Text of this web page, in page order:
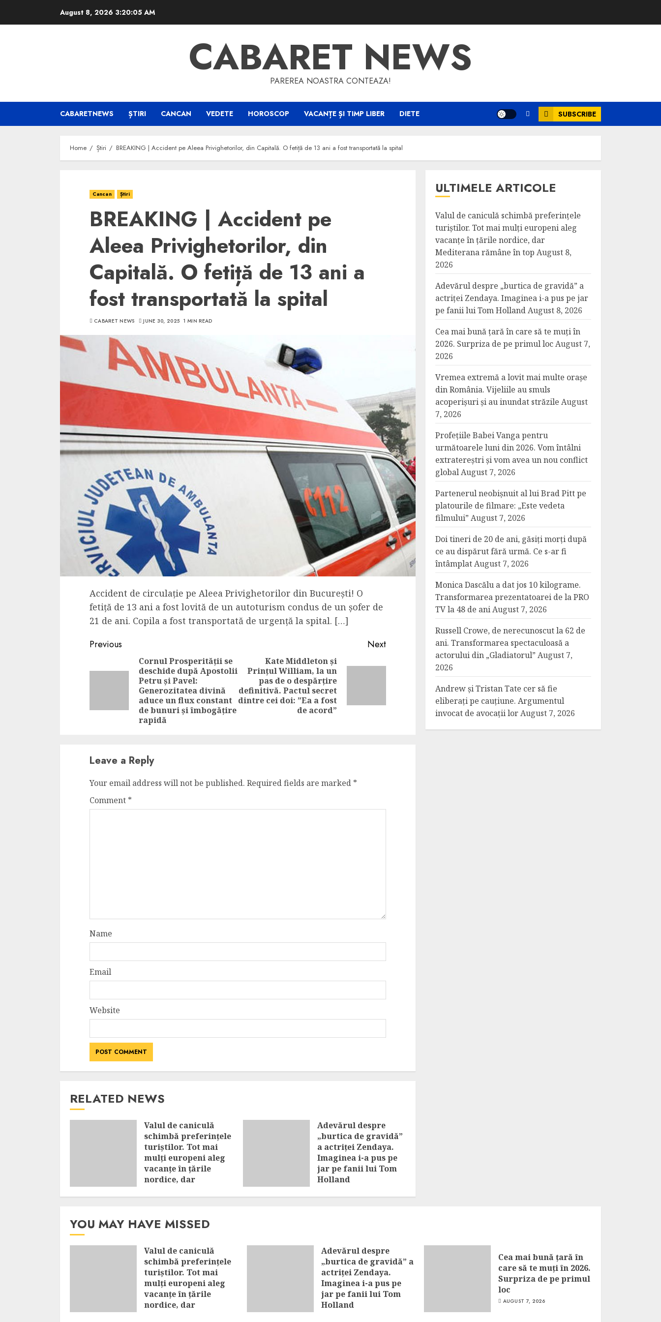
August 8, 2026 3:20:06 AM
CABARET NEWS
PAREREA NOASTRA CONTEAZA!
CABARETNEWS ȘTIRI CANCAN VEDETE HOROSCOP VACANȚE ȘI TIMP LIBER DIETE SUBSCRIBE
Home Știri BREAKING | Accident pe Aleea Privighetorilor, din Capitală. O fetiță de 13 ani a fost transportată la spital
Cancan Știri
BREAKING | Accident pe
Aleea Privighetorilor, din
Capitală. O fetiță de 13 ani a
fost transportată la spital
CABARET NEWS JUNE 30, 2025 1 MIN READ
Accident de circulație pe Aleea Privighetorilor din București! O
fetiță de 13 ani a fost lovită de un autoturism condus de un șofer de
21 de ani. Copila a fost transportată de urgență la spital. […]
Continue
Reading
Previous
Previous
post:
Cornul Prosperității se
deschide după Apostolii
Petru și Pavel:
Generozitatea divină
aduce un flux constant
de bunuri și îmbogățire
rapidă
Next
post:
Kate Middleton și
Prințul William, la un
pas de o despărțire
definitivă. Pactul secret
dintre cei doi: ”Ea a fost
de acord”
Leave a Reply
Your email address will not be published. Required fields are marked *
Comment *
Name
Email
Website
RELATED NEWS
Valul de caniculă
schimbă preferințele
turiștilor. Tot mai
mulți europeni aleg
vacanțe în țările
nordice, dar
Adevărul despre
„burtica de gravidă”
a actriței Zendaya.
Imaginea i-a pus pe
jar pe fanii lui Tom
Holland
ULTIMELE ARTICOLE
Valul de caniculă schimbă preferințele
turiștilor. Tot mai mulți europeni aleg
vacanțe în țările nordice, dar
Mediterana rămâne în top August 8,
2026
Adevărul despre „burtica de gravidă” a
actriței Zendaya. Imaginea i-a pus pe jar
pe fanii lui Tom HollandAugust 8, 2026
Cea mai bună țară în care să te muți în
2026. Surpriza de pe primul locAugust 7,
2026
Vremea extremă a lovit mai multe orașe
din România. Vijeliile au smuls
acoperișuri și au inundat străzile August
7, 2026
Profețiile Babei Vanga pentru
următoarele luni din 2026. Vom întâlni
extratereștri și vom avea un nou conflict
globalAugust 7, 2026
Partenerul neobișnuit al lui Brad Pitt pe
platourile de filmare: „Este vedeta
filmului” August 7, 2026
Doi tineri de 20 de ani, găsiți morți după
ce au dispărut fără urmă. Ce s-ar fi
întâmplatAugust 7, 2026
Monica Dascălu a dat jos 10 kilograme.
Transformarea prezentatoarei de la PRO
TV la 48 de aniAugust 7, 2026
Russell Crowe, de nerecunoscut la 62 de
ani. Transformarea spectaculoasă a
actorului din „Gladiatorul” August 7,
2026
Andrew și Tristan Tate cer să fie
eliberați pe cauțiune. Argumentul
invocat de avocații lorAugust 7, 2026
YOU MAY HAVE MISSED
Valul de caniculă
schimbă preferințele
turiștilor. Tot mai
mulți europeni aleg
vacanțe în țările
nordice, dar
Adevărul despre
„burtica de gravidă” a
actriței Zendaya.
Imaginea i-a pus pe
jar pe fanii lui Tom
Holland
Cea mai bună țară în
care să te muți în 2026.
Surpriza de pe primul
loc
AUGUST 7, 2026